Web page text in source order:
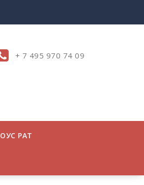
+ 7 495 970 74 09
ОУС РАТ